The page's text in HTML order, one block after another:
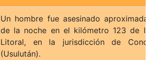
Un hombre fue asesinado
de la noche en el kilómetro 123 de la
Litoral, en la jurisdicción de
(Usulután).